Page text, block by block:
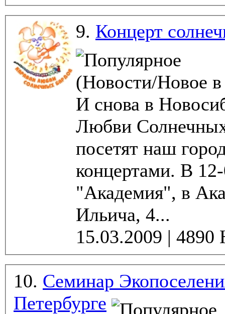
9. Концерт
(Новости/Новое
И снова в
Любви Солнечных Бардов!
посетят наш
концертами. В
"Академия", в
Ильича, 4...
10. Семинар
Петербурге